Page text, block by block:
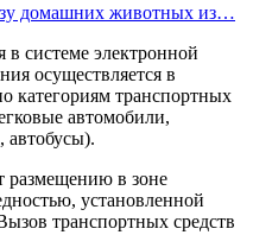
домашних животных из…
в системе электронной
осуществляется в
категориям транспортных
автомобили,
автобусы).
размещению в зоне
установленной
транспортных средств